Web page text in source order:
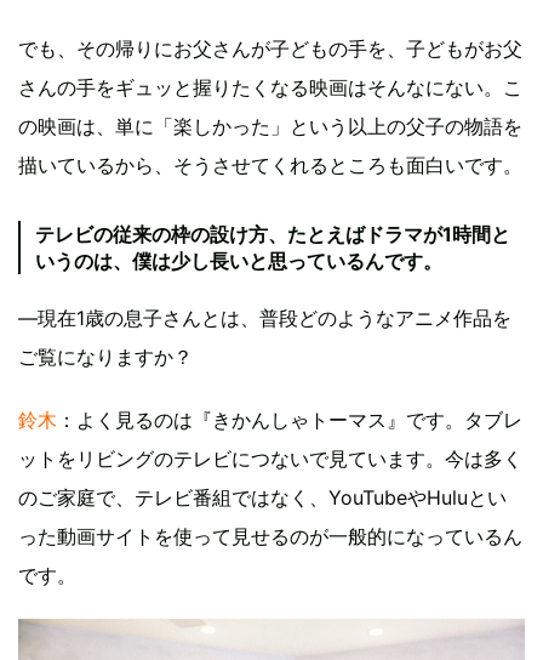
でも、その帰りにお父さんが子どもの手を、子どもがお父
さんの手をギュッと握りたくなる映画はそんなにない。こ
の映画は、単に「楽しかった」という以上の父子の物語を
描いているから、そうさせてくれるところも面白いです。
テレビの従来の枠の設け方、たとえばドラマが1時間と
いうのは、僕は少し長いと思っているんです。
―現在1歳の息子さんとは、普段どのようなアニメ作品を
ご覧になりますか？
鈴木 ：よく見るのは『きかんしゃトーマス』です。タブレ
ットをリビングのテレビにつないで見ています。今は多く
のご家庭で、テレビ番組ではなく、YouTubeやHuluとい
った動画サイトを使って見せるのが一般的になっているん
です。